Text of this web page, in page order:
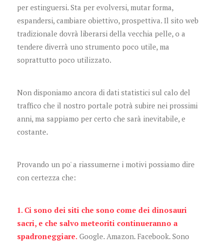
per estinguersi. Sta per evolversi, mutar forma,
espandersi, cambiare obiettivo, prospettiva. Il sito web
tradizionale dovrà liberarsi della vecchia pelle, o a
tendere diverrà uno strumento poco utile, ma
soprattutto poco utilizzato.
Non disponiamo ancora di dati statistici sul calo del
traffico che il nostro portale potrà subire nei prossimi
anni, ma sappiamo per certo che sarà inevitabile, e
costante.
Provando un po' a riassumerne i motivi possiamo dire
con certezza che:
1. Ci sono dei siti che sono come dei dinosauri
sacri, e che salvo meteoriti continueranno a
spadroneggiare. Google. Amazon. Facebook. Sono